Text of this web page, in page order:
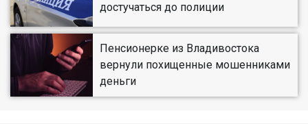
достучаться до полиции
Пенсионерке из Владивостока
вернули похищенные мошенниками
деньги